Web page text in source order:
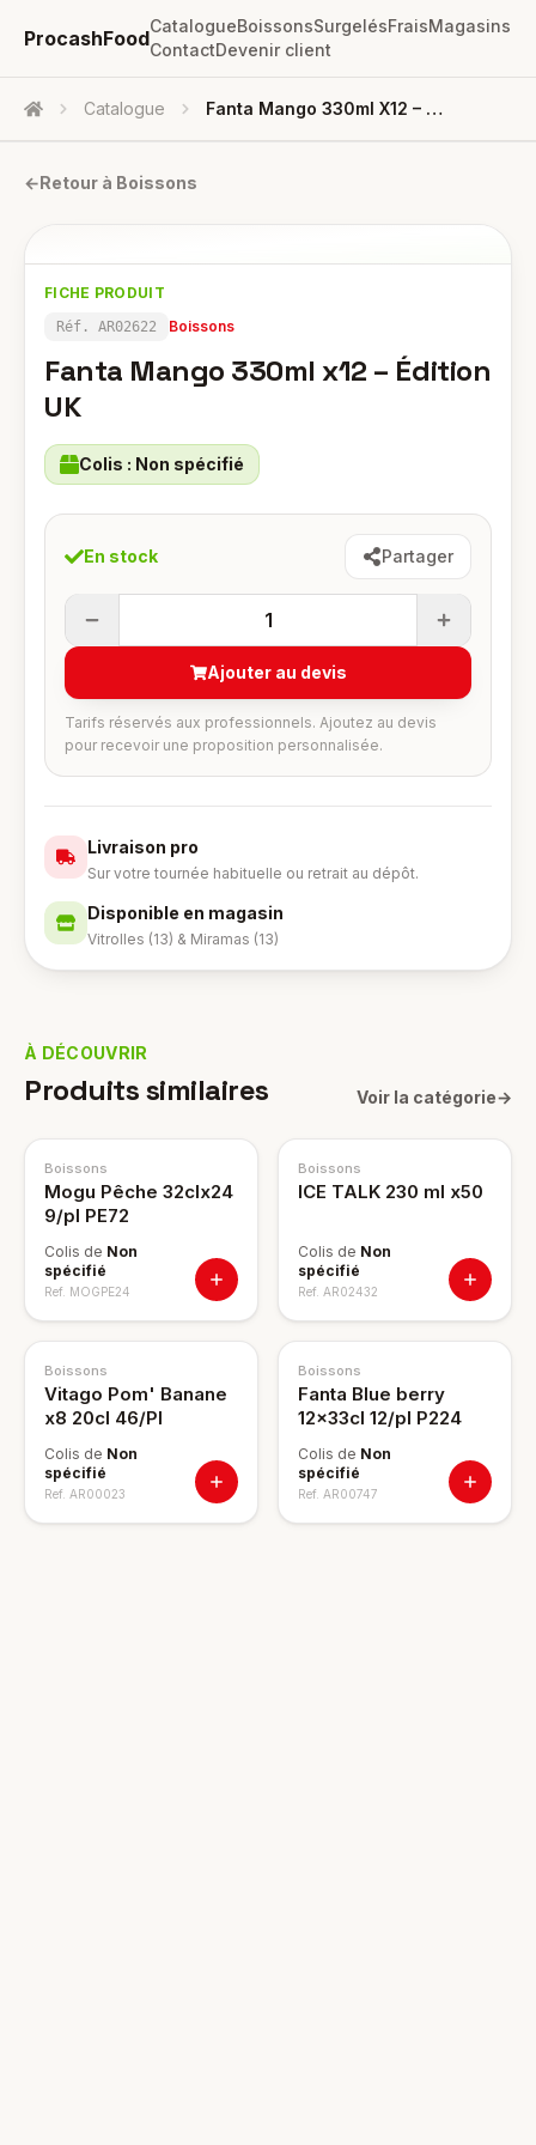
ProcashFood
CatalogueBoissonsSurgelésFraisMagasins
ContactDevenir client
Accueil Catalogue Fanta Mango 330ml X12 – Édition UK
←Retour à Boissons
FICHE PRODUIT
Réf. AR02622 Boissons
Fanta Mango 330ml x12 – Édition
UK
Colis : Non spécifié
En stock Partager
1
Ajouter au devis
Tarifs réservés aux professionnels. Ajoutez au devis
pour recevoir une proposition personnalisée.
Livraison pro
Sur votre tournée habituelle ou retrait au dépôt.
Disponible en magasin
Vitrolles (13) & Miramas (13)
À DÉCOUVRIR
Produits similaires Voir la catégorie→
Boissons
Mogu Pêche 32clx24
9/pl PE72
Colis de Non
spécifié
Ref. MOGPE24
Boissons
ICE TALK 230 ml x50
Colis de Non
spécifié
Ref. AR02432
Boissons
Vitago Pom' Banane
x8 20cl 46/Pl
Colis de Non
spécifié
Ref. AR00023
Boissons
Fanta Blue berry
12x33cl 12/pl P224
Colis de Non
spécifié
Ref. AR00747